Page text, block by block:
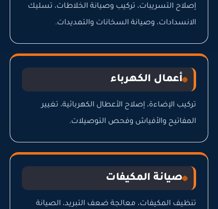
إصلاح التسريبات، تركيب وصيانة الخلاطات، تسليك
الانسدادات، وصيانة السخانات والتمديدات.
أعمال الكهرباء
تركيب الإضاءة، إصلاح الأعطال الكهربائية، تغيير
المفاتيح والأفياش وفحص التوصيلات.
صيانة المكيفات
تنظيف المكيفات، معالجة ضعف التبريد، الصيانة